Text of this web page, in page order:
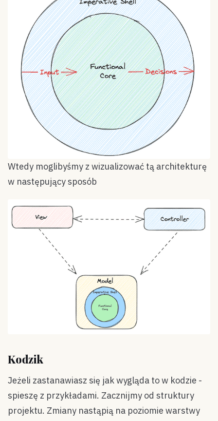
Wtedy moglibyśmy z wizualizować tą architekturę
w następujący sposób
Kodzik
Jeżeli zastanawiasz się jak wygląda to w kodzie -
spieszę z przykładami. Zacznijmy od struktury
projektu. Zmiany nastąpią na poziomie warstwy